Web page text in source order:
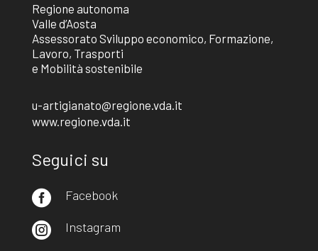
Regione autonoma
Valle d’Aosta
Assessorato Sviluppo economico, Formazione,
Lavoro, Trasporti
e Mobilità sostenibile
u-artigianato@regione.vda.it
www.regione.vda.it
Seguici su
 Facebook
 Instagram